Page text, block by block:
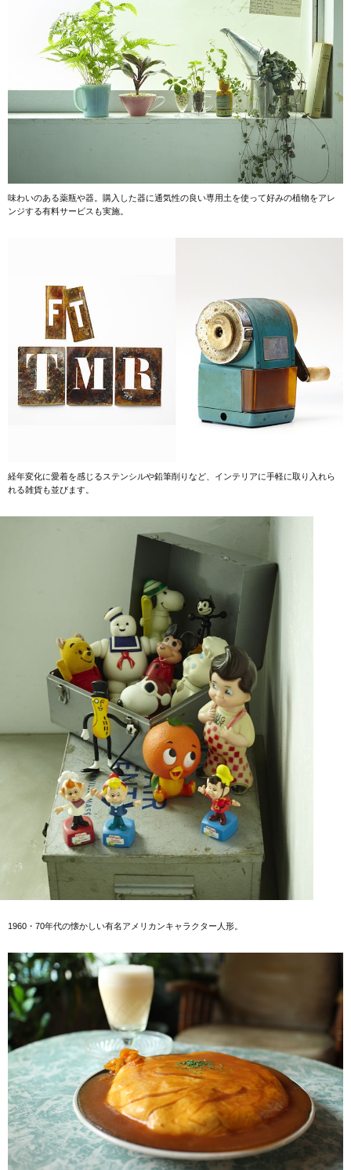
味わいのある薬瓶や器。購入した器に通気性の良い専用土を使って好みの植物をアレ
ンジする有料サービスも実施。
経年変化に愛着を感じるステンシルや鉛筆削りなど、インテリアに手軽に取り入れら
れる雑貨も並びます。
1960・70年代の懐かしい有名アメリカンキャラクター人形。